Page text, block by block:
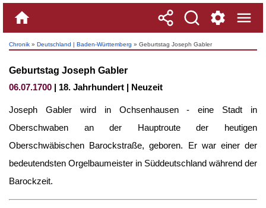
Chronik » Deutschland | Baden-Württemberg » Geburtstag Joseph Gabler
Geburtstag Joseph Gabler
06.07.1700 | 18. Jahrhundert | Neuzeit
Joseph Gabler wird in Ochsenhausen - eine Stadt in
Oberschwaben an der Hauptroute der heutigen
Oberschwäbischen Barockstraße, geboren. Er war einer der
bedeutendsten Orgelbaumeister in Süddeutschland während der
Barockzeit.